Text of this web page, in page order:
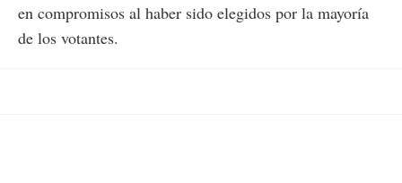
en compromisos al haber sido elegidos por la mayoría
de los votantes.